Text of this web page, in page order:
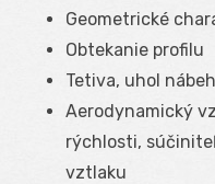
Geometrické
Obtekanie profilu
Tetiva, uhol
Aerodynamický
rýchlosti,
vztlaku